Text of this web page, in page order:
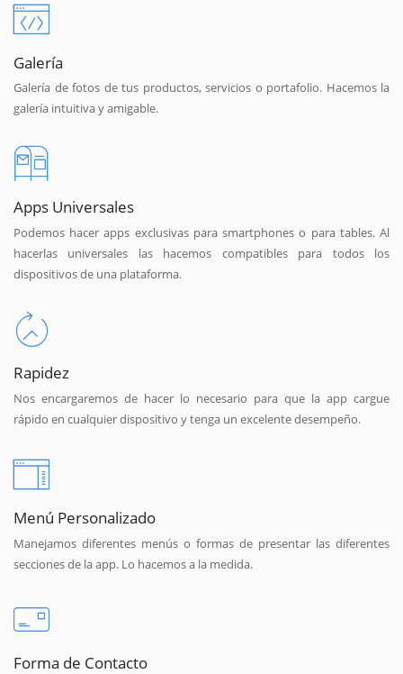
Galería
Galería de fotos de tus productos, servicios o portafolio. Hacemos la
galería intuitiva y amigable.
Apps Universales
Podemos hacer apps exclusivas para smartphones o para tables. Al
hacerlas universales las hacemos compatibles para todos los
dispositivos de una plataforma.
Rapidez
Nos encargaremos de hacer lo necesario para que la app cargue
rápido en cualquier dispositivo y tenga un excelente desempeño.
Menú Personalizado
Manejamos diferentes menús o formas de presentar las diferentes
secciones de la app. Lo hacemos a la medida.
Forma de Contacto